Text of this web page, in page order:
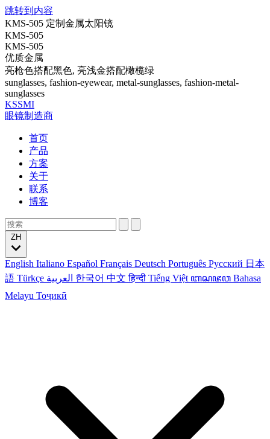
跳转到内容
KMS-505 定制金属太阳镜
KMS-505
KMS-505
优质金属
亮枪色搭配黑色, 亮浅金搭配橄榄绿
sunglasses, fashion-eyewear, metal-sunglasses, fashion-metal-
sunglasses
KSSMI
眼镜制造商
首页
产品
方案
关于
联系
博客
English Italiano Español Français Deutsch Português Русский 日本
語 Türkçe 한국어 中文हिन्दी Tiếng Việt ꦧꦱꦗꦮ Bahasa
Melayu Тоҷикӣ